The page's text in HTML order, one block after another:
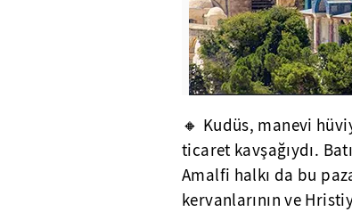
🔸 Kudüs, manevi
ticaret kavşağıydı.
Amalfi halkı da bu
kervanlarının ve